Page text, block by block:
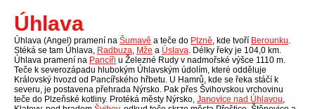
Úhlava
Úhlava (Angel) pramení na Šumavě a teče do Plzně, kde tvoří Berounku.
Stéká se tam Úhlava, Radbuza, Mže a Úslava. Délky řeky je 104,0 km.
Úhlava pramení na Pancíři u Železné Rudy v nadmořské výšce 1110 m.
Teče k severozápadu hlubokým Úhlavským údolím, které odděluje
Královský hvozd od Pancířského hřbetu. U Hamrů, kde se řeka stáčí k
severu, je postavena přehrada Nýrsko. Pak přes Švihovskou vrchovinu
teče do Plzeňské kotliny. Protéká městy Nýrsko, Janovice nad Úhlavou,